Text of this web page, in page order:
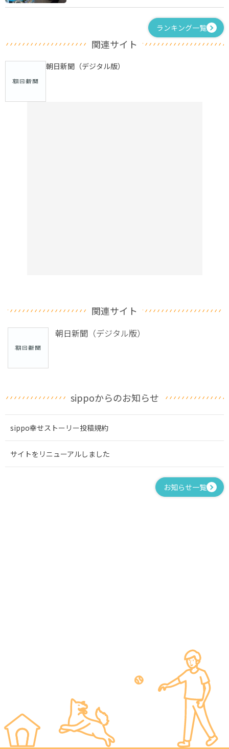
ランキング一覧
関連サイト
朝日新聞（デジタル版）
関連サイト
朝日新聞（デジタル版）
sippoからのお知らせ
sippo幸せストーリー投稿規約
サイトをリニューアルしました
お知らせ一覧